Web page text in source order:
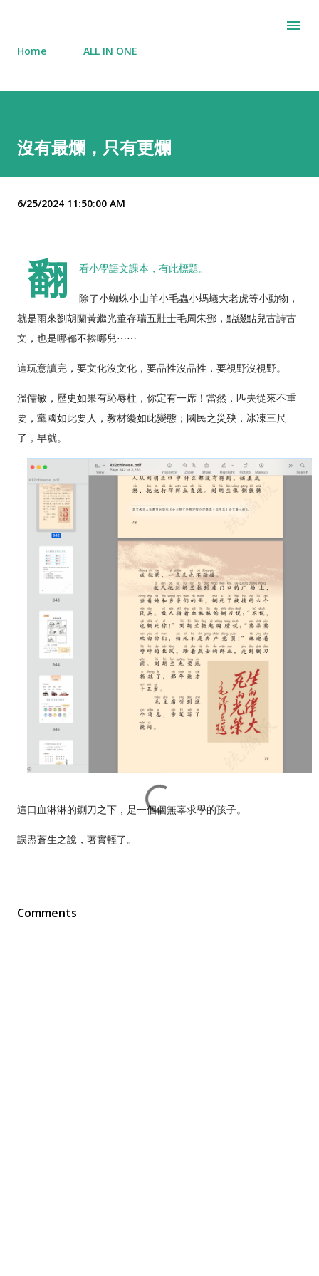
Home ALL IN ONE
沒有最爛，只有更爛
6/25/2024 11:50:00 AM
翻 看小學語文課本，有此標題。
除了小蜘蛛小山羊小毛蟲小螞蟻大老虎等小動物，
就是雨來劉胡蘭黃繼光董存瑞五壯士毛周朱鄧，點綴點兒古詩古
文，也是哪都不挨哪兒⋯⋯
這玩意讀完，要文化沒文化，要品性沒品性，要視野沒視野。
溫儒敏，歷史如果有恥辱柱，你定有一席！當然，匹夫從來不重
要，黨國如此要人，教材纔如此變態；國民之災殃，冰凍三尺
了，早就。
這口血淋淋的鍘刀之下，是一個個無辜求學的孩子。
誤盡蒼生之說，著實輕了。
Comments